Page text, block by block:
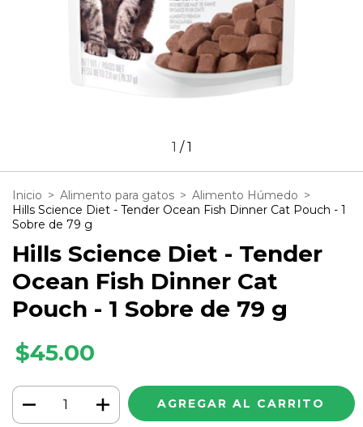
1 /1
Inicio > Alimento para gatos > Alimento Húmedo >
Hills Science Diet - Tender Ocean Fish Dinner Cat Pouch - 1
Sobre de 79 g
Hills Science Diet - Tender
Ocean Fish Dinner Cat
Pouch - 1 Sobre de 79 g
$45.00